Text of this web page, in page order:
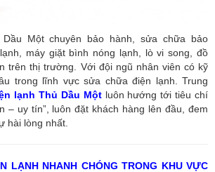
Một chuyên bảo hành, sửa chữa bảo
máy giặt bình nóng lạnh, lò vi song, đồ
trên thị trường. Với đội ngũ nhân viên có kỹ
trong lĩnh vực sửa chữa điện lạnh. Trung
lạnh Thủ Dầu Mộtluôn hướng tới tiêu chí
– uy tín”, luôn đặt khách hàng lên đầu, đem
hài lòng nhất.
LẠNH NHANH CHÓNG TRONG KHU VỰC